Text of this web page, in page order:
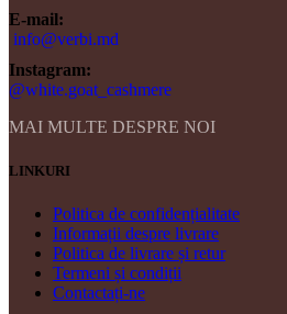
E-mail:
info@verbi.md
Instagram:
@white.goat_cashmere
MAI MULTE DESPRE NOI
LINKURI
Politica de confidențialitate
Informații despre livrare
Politica de livrare și retur
Termeni și condiții
Contactați-ne